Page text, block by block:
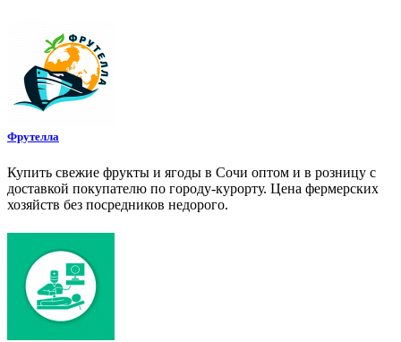
Фрутелла
Купить свежие фрукты и ягоды в Сочи оптом и в розницу с
доставкой покупателю по городу-курорту. Цена фермерских
хозяйств без посредников недорого.